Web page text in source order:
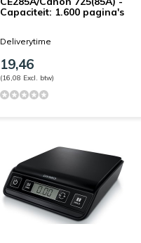
Capaciteit: 1.600 pagina's
Deliverytime
19,46
(16,08 Excl. btw)